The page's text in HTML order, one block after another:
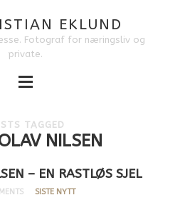
EKLUND
Fotograf for næringsliv og
private.
TAGGED
NILSEN
– EN RASTLØS SJEL
SISTE NYTT